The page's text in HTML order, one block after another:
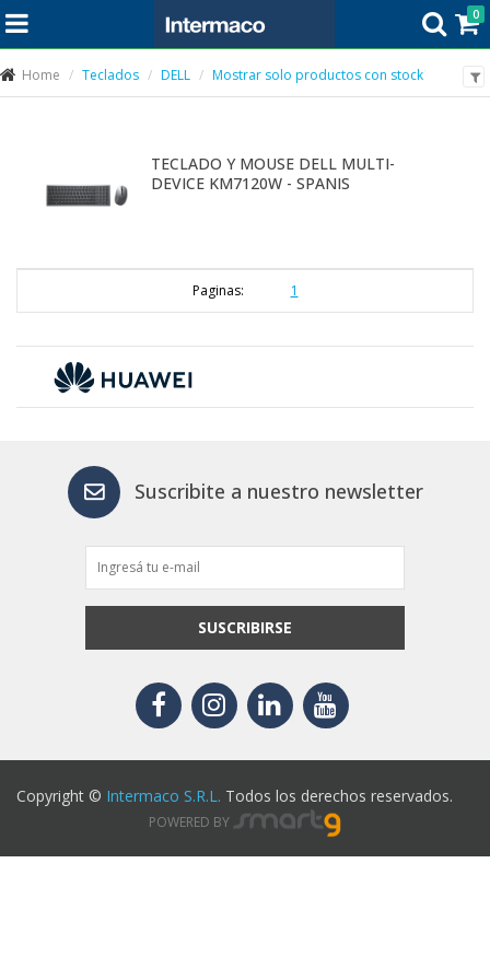
0
Home Teclados DELL Mostrar solo productos con stock
TECLADO Y MOUSE DELL MULTI-
DEVICE KM7120W - SPANIS
Paginas: 1
Suscribite a nuestro newsletter
SUSCRIBIRSE
Copyright © Intermaco S.R.L. Todos los derechos reservados.
POWERED BY